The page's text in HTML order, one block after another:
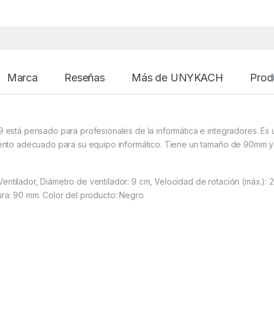
Marca Reseñas Más de UNYKACH
está pensado para profesionales de la informática e integradores.
adecuado para su equipo informático. Tiene un tamaño de
Diámetro de ventilador: 9 cm, Velocidad de rotación (máx.):
90 mm. Color del producto: Negro